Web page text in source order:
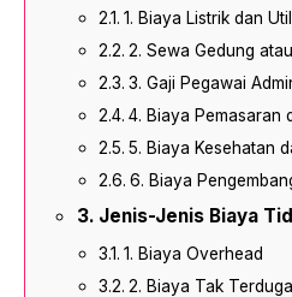
1. Biaya Listrik dan
2. Sewa Gedung
3. Gaji Pegawai
4. Biaya Pemasaran
5. Biaya Kesehatan
6. Biaya
Jenis-Jenis Biaya
1. Biaya Overhead
2. Biaya Tak Terduga